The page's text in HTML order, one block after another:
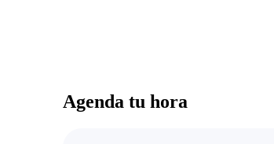
Agenda tu hora